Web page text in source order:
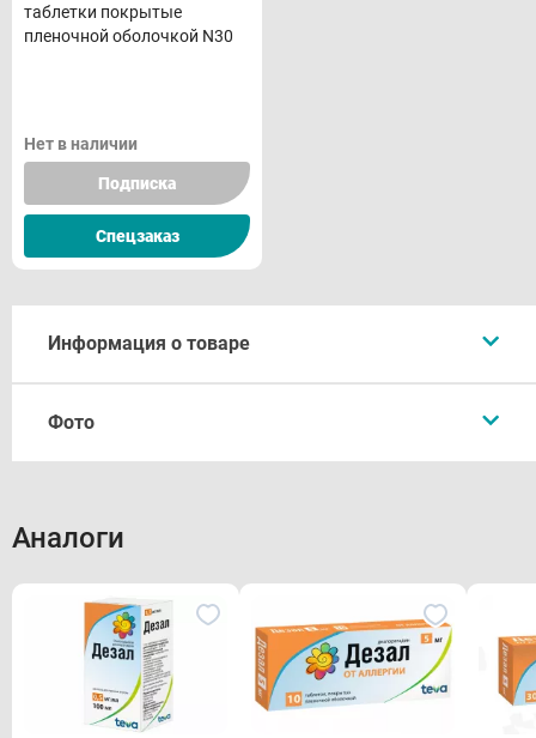
таблетки покрытые
пленочной оболочкой N30
Нет в наличии
Подписка
Спецзаказ
Информация о товаре
Производитель:
Имеются противопоказания, необходима консультация
специалиста
Внешний вид товара может отличаться от фотографии на сайте
Фармакологическое действие
Показания
Передозировка
Противопоказания
Фото
Аналоги